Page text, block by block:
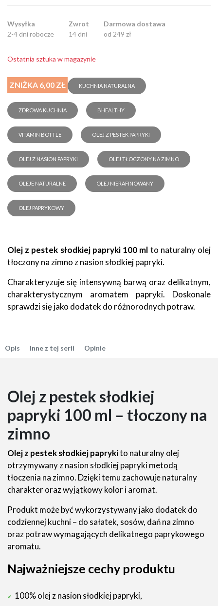
Wysyłka
2-4 dni robocze
Zwrot
14 dni
Darmowa dostawa
od 249 zł
Ostatnia sztuka w magazynie
ZNIŻKA 6,00 ZŁ KUCHNIA NATURALNA
ZDROWA KUCHNIA BHEALTHY
VITAMIN BOTTLE OLEJ Z PESTEK PAPRYKI
OLEJ Z NASION PAPRYKI OLEJ TŁOCZONY NA ZIMNO
OLEJE NATURALNE OLEJ NIERAFINOWANY
OLEJ PAPRYKOWY
Olej z pestek słodkiej papryki 100 ml to naturalny olej
tłoczony na zimno z nasion słodkiej papryki.
Charakteryzuje się intensywną barwą oraz delikatnym,
charakterystycznym aromatem papryki. Doskonale
sprawdzi się jako dodatek do różnorodnych potraw.
Opis Inne z tej serii Opinie
Olej z pestek słodkiej
papryki 100 ml – tłoczony na
zimno
Olej z pestek słodkiej paprykito naturalny olej
otrzymywany z nasion słodkiej papryki metodą
tłoczenia na zimno. Dzięki temu zachowuje naturalny
charakter oraz wyjątkowy kolor i aromat.
Produkt może być wykorzystywany jako dodatek do
codziennej kuchni – do sałatek, sosów, dań na zimno
oraz potraw wymagających delikatnego paprykowego
aromatu.
Najważniejsze cechy produktu
100% olej z nasion słodkiej papryki,